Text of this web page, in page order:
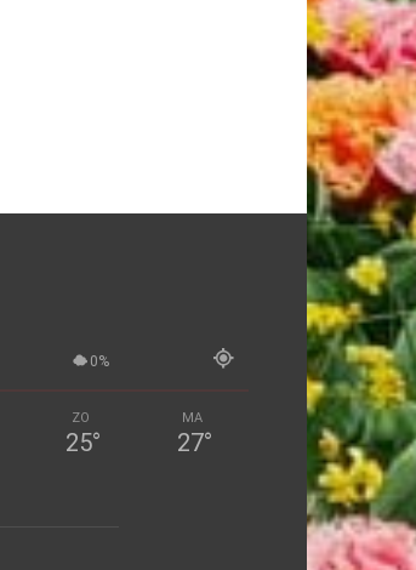
0%
ZO
25°
MA
27°